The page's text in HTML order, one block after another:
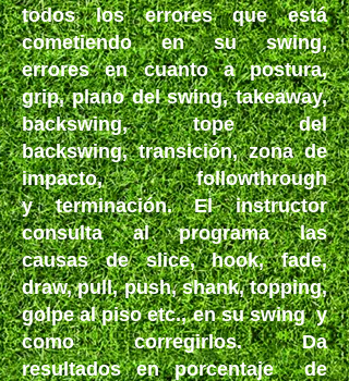
todos los errores que está
cometiendo en su swing,
errores en cuanto a postura,
grip, plano del swing, takeaway,
backswing, tope del
backswing, transición, zona de
impacto, followthrough
y terminación. El instructor
consulta al programa las
causas de slice, hook, fade,
draw, pull, push, shank, topping,
golpe al piso etc., en su swing y
como corregirlos. Da
resultados en porcentaje de